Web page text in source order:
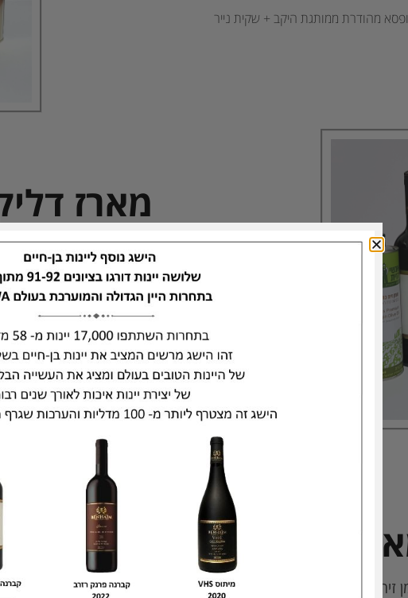
מהודרת ממותגת היקב + שקית נייר
מארז
מכיל בקבוק יין אדום יבש מהסדרה
פח שמן זית חצי ליטר משובח עם
רוטב לבישול סילאן-שום, פותחן
וסבון טבעי עשוי שמן
הכל ארוז בקופסה מהודרת
מהודר
מכיל 2 בקבוקי יין לבחירתכם, פח שמן זית איכותי עם תו תקן 250 מ"ל קונפיטורה בטעמים , פותחן